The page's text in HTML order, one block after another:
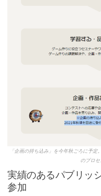
「企画の持ち込み」を今年秋ごろに予
のプロセ
実績のあるパブリッ
参加